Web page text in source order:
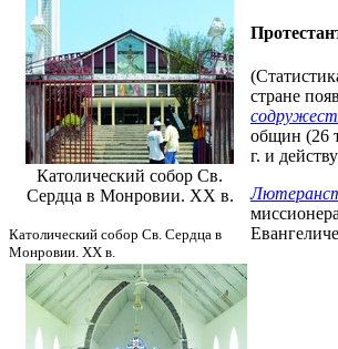
Католический собор Св.
Сердца в Монровии. ХХ в.
Католический собор Св. Сердца в
Монровии. ХХ в.
стране
общин (26
г. и